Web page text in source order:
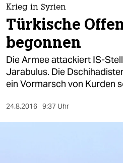
themen
politik
öko
gesellschaft
sport
Krieg in Syrien
Türkische
begonnen
Die Armee attackiert IS-
Jarabulus. Die
ein Vormarsch von Kurden
24.8.2016 9:37 Uhr